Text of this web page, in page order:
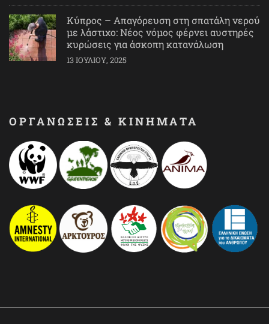
Κύπρος – Απαγόρευση στη σπατάλη νερού
με λάστιχο: Νέος νόμος φέρνει αυστηρές
κυρώσεις για άσκοπη κατανάλωση
13 ΙΟΥΛΊΟΥ, 2025
ΟΡΓΑΝΩΣΕΙΣ & ΚΙΝΗΜΑΤΑ